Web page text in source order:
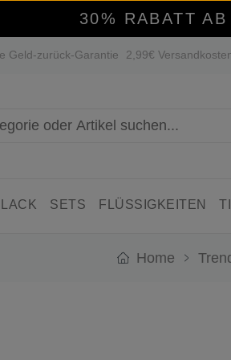
30% RABATT AB
Geld-zurück-Garantie 2,99€
SETS FLÜSSIGKEITEN
Home